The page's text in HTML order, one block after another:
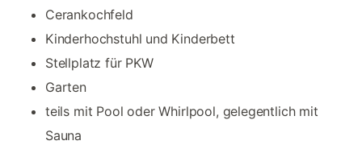
Cerankochfeld
Kinderhochstuhl und Kinderbett
Stellplatz für PKW
Garten
teils mit Pool oder Whirlpool, gelegentlich mit
Sauna